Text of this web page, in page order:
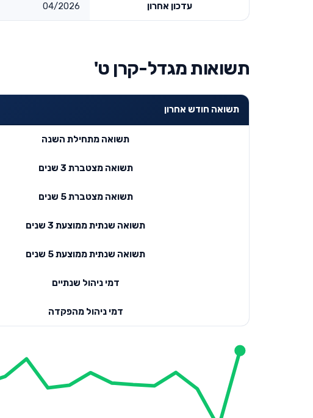
עדכון אחרון 04/2026
תשואות מגדל-קרן ט'
תשואה חודש אחרון
תשואה מתחילת השנה
תשואה מצטברת 3 שנים
תשואה מצטברת 5 שנים
תשואה שנתית ממוצעת 3 שנים
תשואה שנתית ממוצעת 5 שנים
דמי ניהול שנתיים
דמי ניהול מהפקדה